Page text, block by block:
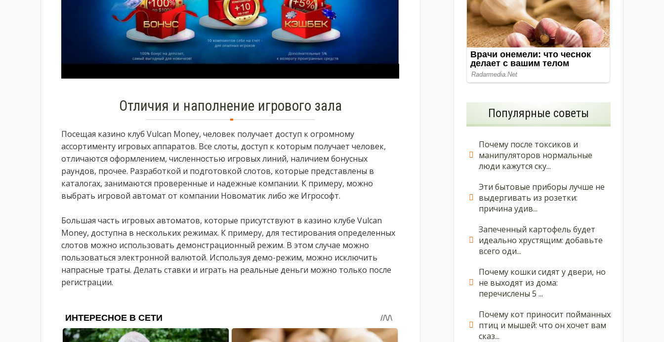
Отличия и наполнение игрового зала
Посещая казино клуб Vulcan Money, человек получает доступ к огромному
ассортименту игровых аппаратов. Все слоты, доступ к которым получает человек,
отличаются оформлением, численностью игровых линий, наличием бонусных
раундов, прочее. Разработкой и подготовкой слотов, которые представлены в
каталогах, занимаются проверенные и надежные компании. К примеру, можно
выбрать игровой автомат от компании Новоматик либо же Игрософт.
Большая часть игровых автоматов, которые присутствуют в казино клубе Vulcan
Money, доступна в нескольких режимах. К примеру, для тестирования определенных
слотов можно использовать демонстрационный режим. В этом случае можно
пользоваться электронной валютой. Используя демо-режим, можно исключить
напрасные траты. Делать ставки и играть на реальные деньги можно только после
регистрации.
Популярные советы
Почему после токсиков и
манипуляторов нормальные
люди кажутся ску...
Эти бытовые приборы лучше не
выдергивать из розетки:
причина удив...
Запеченный картофель будет
идеально хрустящим: добавьте
всего оди...
Почему кошки сидят у двери, но
не выходят из дома:
перечислены 5 ...
Почему кот приносит пойманных
птиц и мышей: что он хочет вам
сказ...